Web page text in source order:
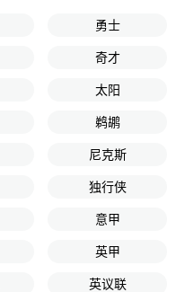
勇士
奇才
太阳
鹈鹕
尼克斯
独行侠
意甲
英甲
英议联